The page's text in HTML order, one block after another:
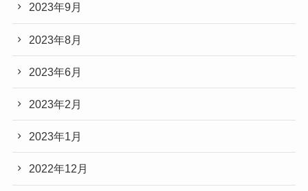
2023年9月
2023年8月
2023年6月
2023年2月
2023年1月
2022年12月